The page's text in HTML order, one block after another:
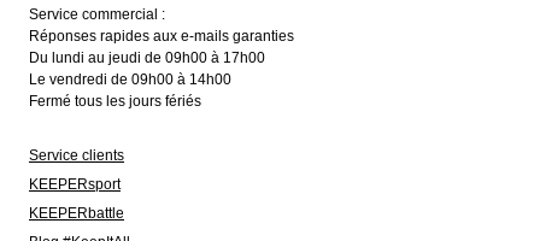
Service commercial :
Réponses rapides aux e-mails garanties
Du lundi au jeudi de 09h00 à 17h00
Le vendredi de 09h00 à 14h00
Fermé tous les jours fériés
Service clients
KEEPERsport
KEEPERbattle